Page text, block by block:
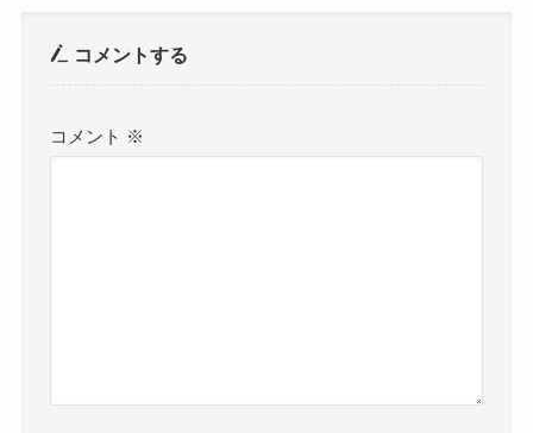
コメントする
コメント ※